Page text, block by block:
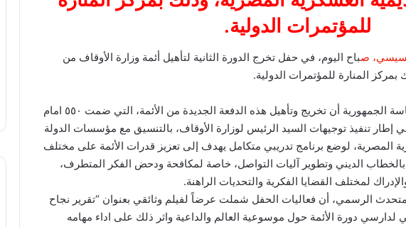
للمؤتمرات الدولية.
صباح اليوم، في حفل تخرج الدورة الثانية لتأهيل أئمة وزارة الأوقاف من
بمركز المنارة للمؤتمرات الدولية.
وصرح المتحدث الرسمي باسم رئاسة الجمهورية أن تخريج وتأهيل هذه الدفعة الجديدة من الأئمة، التي ضمت ٥٥٠ امام
يأتي في إطار تنفيذ توجيهات السيد الرئيس لوزارة الأوقاف، بالتنسيق مع مؤسسات الدولة
المصرية، لوضع برنامج تدريبي متكامل يهدف إلى تعزيز قدرات الأئمة على مختلف
بالخطاب الديني وتطوير آليات التواصل، خاصة لمكافحة ودحض الفكر المتطرف،
لمختلف القضايا الفكرية والتحديات الراهنة.
الرسمي، أن فعاليات الحفل شملت عرضاً لفيلم وثائقي بعنوان “تقرير نجاح
دورة الأئمة حول موسوعية العالم والداعية واثر ذلك على اداء مهامه